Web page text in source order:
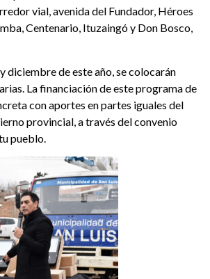
vial, avenida del Fundador, Héroes
Centenario, Ituzaingó y Don Bosco,
diciembre de este año, se colocarán
La financiación de este programa de
con aportes en partes iguales del
provincial, a través del convenio
pueblo.